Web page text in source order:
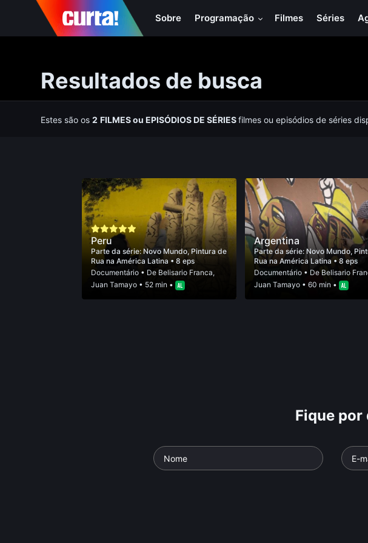
Sobre Programação Filmes Séries
Resultados de busca
Estes são os2 FILMESou EPISÓDIOS DE SÉRIESfilmes ou episódios de séries
Peru
Parte da série: Novo Mundo, Pintura de
Rua na América Latina • 8 eps
Documentário• De Belisario Franca,
Juan Tamayo• 52 min •
Argentina
Parte da série: Novo Mundo,
Rua na América Latina • 8 eps
Documentário• De Belisario
Juan Tamayo• 60 min •
Fique por